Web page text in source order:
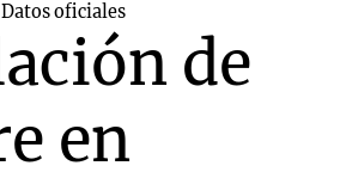
Datos oficiales
de
en